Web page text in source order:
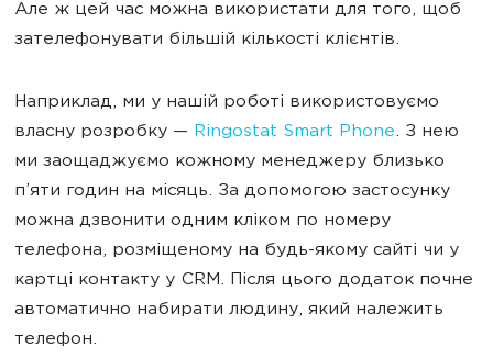
Але ж цей час можна використати для того, щоб
зателефонувати більшій кількості клієнтів.
Наприклад, ми у нашій роботі використовуємо
власну розробку — Ringostat Smart Phone. З нею
ми заощаджуємо кожному менеджеру близько
п’яти годин на місяць. За допомогою застосунку
можна дзвонити одним кліком по номеру
телефона, розміщеному на будь-якому сайті чи у
картці контакту у CRM. Після цього додаток почне
автоматично набирати людину, який належить
телефон.